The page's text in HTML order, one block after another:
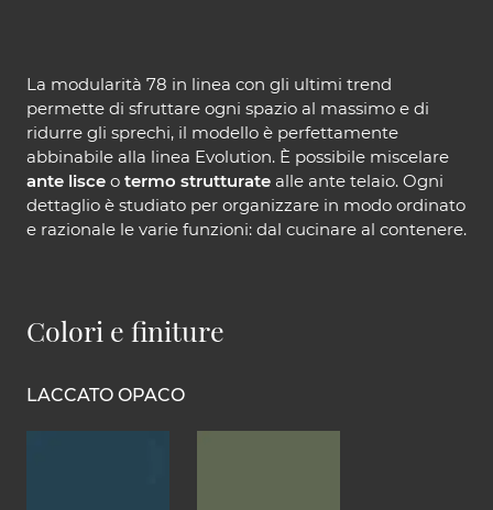
La modularità 78 in linea con gli ultimi trend
permette di sfruttare ogni spazio al massimo e di
ridurre gli sprechi, il modello è perfettamente
abbinabile alla linea Evolution. È possibile miscelare
ante lisce o termo strutturate alle ante telaio. Ogni
dettaglio è studiato per organizzare in modo ordinato
e razionale le varie funzioni: dal cucinare al contenere.
Colori e finiture
LACCATO OPACO